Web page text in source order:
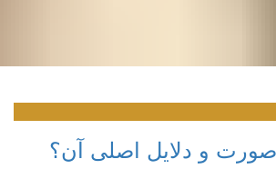
و دلایل اصلی آن؟